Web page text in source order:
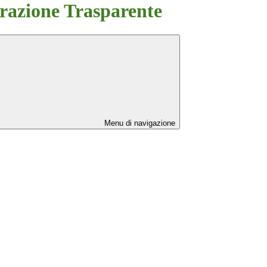
Trasparente
Menu di navigazione